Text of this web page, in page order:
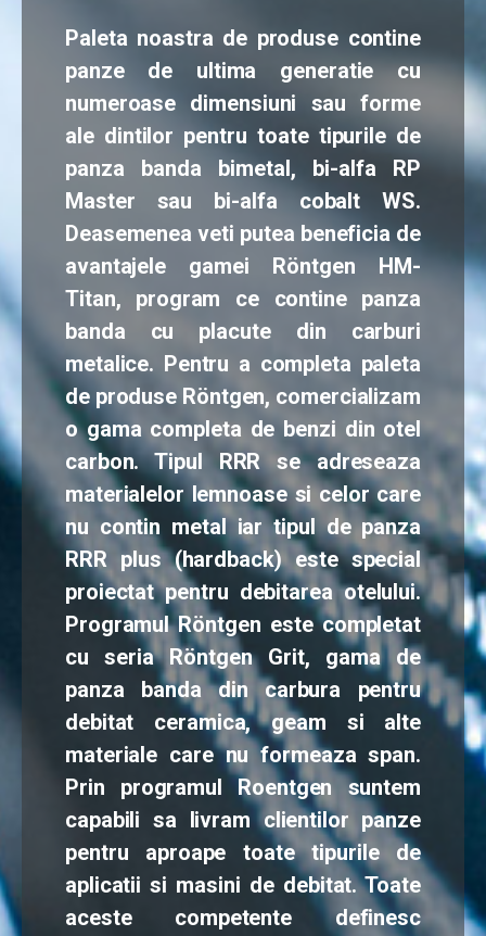
Paleta noastra de produse contine
panze de ultima generatie cu
numeroase dimensiuni sau forme
ale dintilor pentru toate tipurile de
panza banda bimetal, bi-alfa RP
Master sau bi-alfa cobalt WS.
Deasemenea veti putea beneficia de
avantajele gamei Röntgen HM-
Titan, program ce contine panza
banda cu placute din carburi
metalice. Pentru a completa paleta
de produse Röntgen, comercializam
o gama completa de benzi din otel
carbon. Tipul RRR se adreseaza
materialelor lemnoase si celor care
nu contin metal iar tipul de panza
RRR plus (hardback) este special
proiectat pentru debitarea otelului.
Programul Röntgen este completat
cu seria Röntgen Grit, gama de
panza banda din carbura pentru
debitat ceramica, geam si alte
materiale care nu formeaza span.
Prin programul Roentgen suntem
capabili sa livram clientilor panze
pentru aproape toate tipurile de
aplicatii si masini de debitat. Toate
aceste competente definesc